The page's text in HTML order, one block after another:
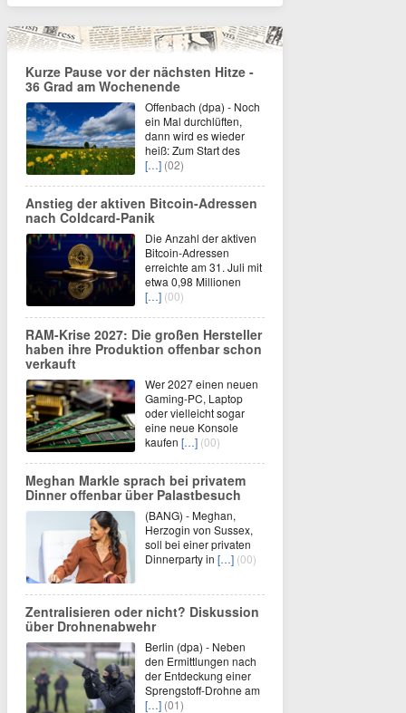
Kurze Pause vor der nächsten Hitze -
36 Grad am Wochenende
Offenbach (dpa) - Noch
ein Mal durchlüften,
dann wird es wieder
heiß: Zum Start des
[…] (02)
Anstieg der aktiven Bitcoin-Adressen
nach Coldcard-Panik
Die Anzahl der aktiven
Bitcoin-Adressen
erreichte am 31. Juli mit
etwa 0,98 Millionen
[…] (00)
RAM-Krise 2027: Die großen Hersteller
haben ihre Produktion offenbar schon
verkauft
Wer 2027 einen neuen
Gaming-PC, Laptop
oder vielleicht sogar
eine neue Konsole
kaufen […] (00)
Meghan Markle sprach bei privatem
Dinner offenbar über Palastbesuch
(BANG) - Meghan,
Herzogin von Sussex,
soll bei einer privaten
Dinnerparty in […] (00)
Zentralisieren oder nicht? Diskussion
über Drohnenabwehr
Berlin (dpa) - Neben
den Ermittlungen nach
der Entdeckung einer
Sprengstoff-Drohne am
[…] (01)